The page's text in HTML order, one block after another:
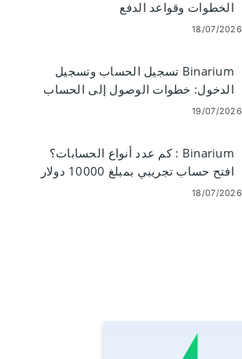
الخطوات وقواعد الدفع
18/07/2026
Binarium تسجيل الحساب وتسجيل
الدخول: خطوات الوصول إلى الحساب
19/07/2026
Binarium : كم عدد أنواع الحسابات؟
افتح حساب تجريبي بمبلغ 10000 دولار
18/07/2026